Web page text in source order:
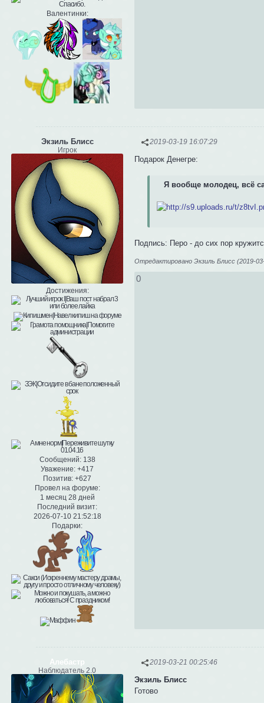
Валентинки:
2019-03-19 16:07:29
Экзиль Блисс
Игрок
Достижения:
Сообщений:138
Уважение: +417
Позитив: +627
Провел на форуме:
1 месяц 28 дней
Последний визит:
2026-07-10 21:52:18
Подарки:
Подарок Денегре:
Я вообще молодец, всё
Подпись: Перо - до сих пор
Отредактировано Экзиль Блисс (2019-
0
2019-03-21 00:25:46
Алебастр
Наблюдатель 2.0
Экзиль Блисс
Готово